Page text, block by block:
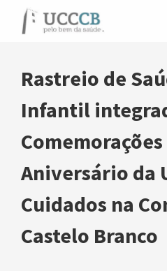
Rastreio de
Infantil
Aniversário da
Cuidados na
Castelo Branco